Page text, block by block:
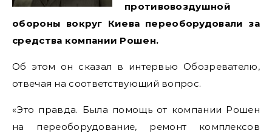
противовоздушной
обороны вокруг Киева переоборудовали за
средства компании Рошен.
Об этом он сказал в интервью Обозревателю,
отвечая на соответствующий вопрос.
«Это правда. Была помощь от компании Рошен
на переоборудование, ремонт комплексов